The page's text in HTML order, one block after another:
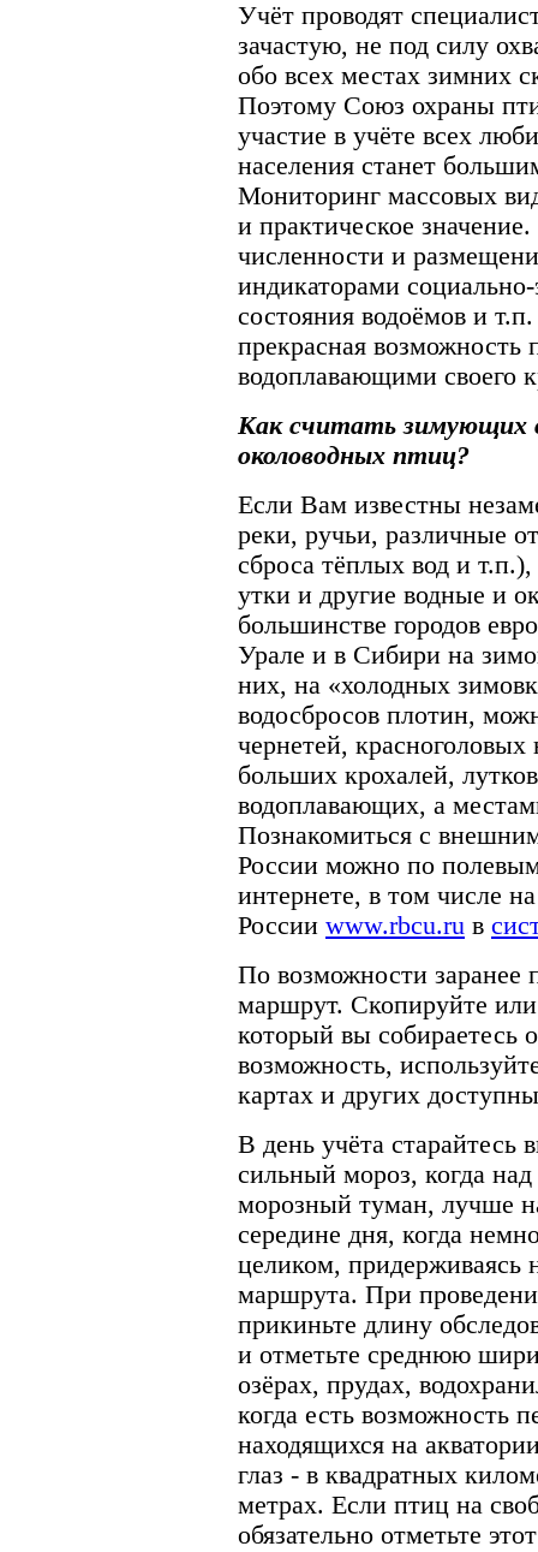
Учёт проводят
зачастую, не под силу
обо всех местах зимних
Поэтому Союз охраны
участие в учёте всех
населения станет
Мониторинг массовых
и практическое
численности и
индикаторами
состояния водоёмов и
прекрасная
водоплавающими своего
Как считать зимующих
околоводных птиц?
Если Вам известны
реки, ручьи, различные
сброса тёплых вод и
утки и другие водные и
большинстве городов
Урале и в Сибири на
них, на «холодных
водосбросов плотин,
чернетей,
больших крохалей,
водоплавающих, а
Познакомиться с
России можно по
интернете, в том числе
России www.rbcu.ru в
По возможности заранее
маршрут. Скопируйте
который вы собираетесь
возможность,
картах и других
В день учёта
сильный мороз, когда
морозный туман, лучше
середине дня, когда
целиком, придерживаясь
маршрута. При
прикиньте длину
и отметьте среднюю
озёрах, прудах,
когда есть возможность
находящихся на
глаз - в квадратных
метрах. Если птиц на
обязательно отметьте